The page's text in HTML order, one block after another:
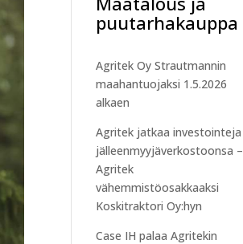
puutarhakauppa
Agritek Oy Strautmannin
maahantuojaksi 1.5.2026
alkaen
Agritek jatkaa investointeja
jälleenmyyjäverkostoonsa –
Agritek
vähemmistöosakkaaksi
Koskitraktori Oy:hyn
Case IH palaa Agritekin